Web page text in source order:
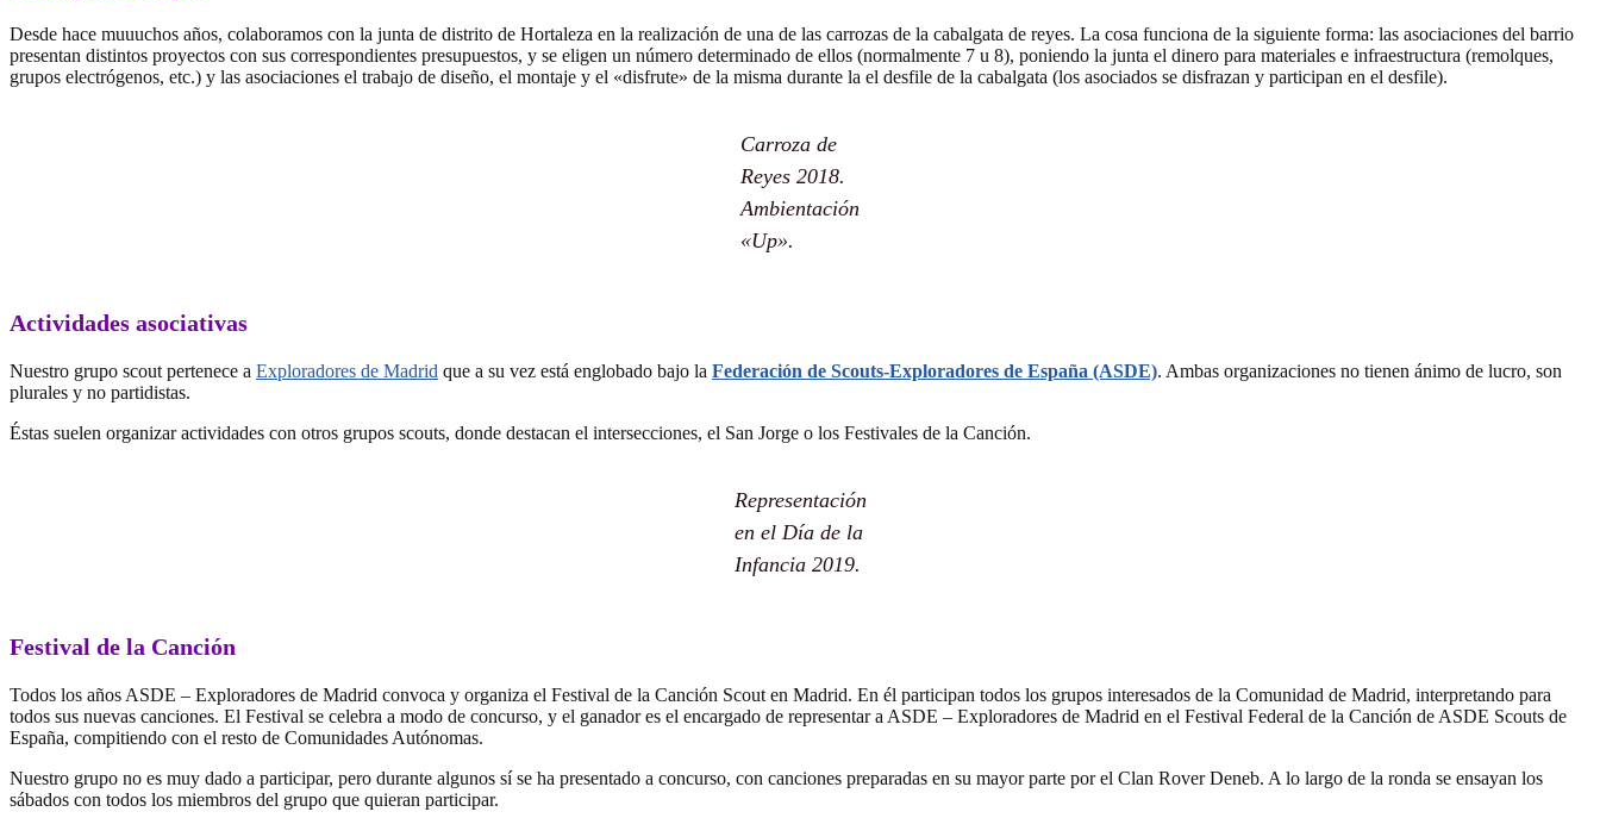
Desde hace muuuchos años, colaboramos con la junta de distrito de Hortaleza en la realización de una de las carrozas de la cabalgata de reyes. La cosa funciona de la siguiente forma: las asociaciones del barrio
presentan distintos proyectos con sus correspondientes presupuestos, y se eligen un número determinado de ellos (normalmente 7 u 8), poniendo la junta el dinero para materiales e infraestructura (remolques,
grupos electrógenos, etc.) y las asociaciones el trabajo de diseño, el montaje y el «disfrute» de la misma durante la el desfile de la cabalgata (los asociados se disfrazan y participan en el desfile).
Carroza de
Reyes 2018.
Ambientación
«Up».
Actividades asociativas
Nuestro grupo scout pertenece a Exploradores de Madrid que a su vez está englobado bajo la Federación de Scouts-Exploradores de España (ASDE). Ambas organizaciones no tienen ánimo de lucro, son
plurales y no partidistas.
Éstas suelen organizar actividades con otros grupos scouts, donde destacan el intersecciones, el San Jorge o los Festivales de la Canción.
Representación
en el Día de la
Infancia 2019.
Festival de la Canción
Todos los años ASDE – Exploradores de Madrid convoca y organiza el Festival de la Canción Scout en Madrid. En él participan todos los grupos interesados de la Comunidad de Madrid, interpretando para
todos sus nuevas canciones. El Festival se celebra a modo de concurso, y el ganador es el encargado de representar a ASDE – Exploradores de Madrid en el Festival Federal de la Canción de ASDE Scouts de
España, compitiendo con el resto de Comunidades Autónomas.
Nuestro grupo no es muy dado a participar, pero durante algunos sí se ha presentado a concurso, con canciones preparadas en su mayor parte por el Clan Rover Deneb. A lo largo de la ronda se ensayan los
sábados con todos los miembros del grupo que quieran participar.